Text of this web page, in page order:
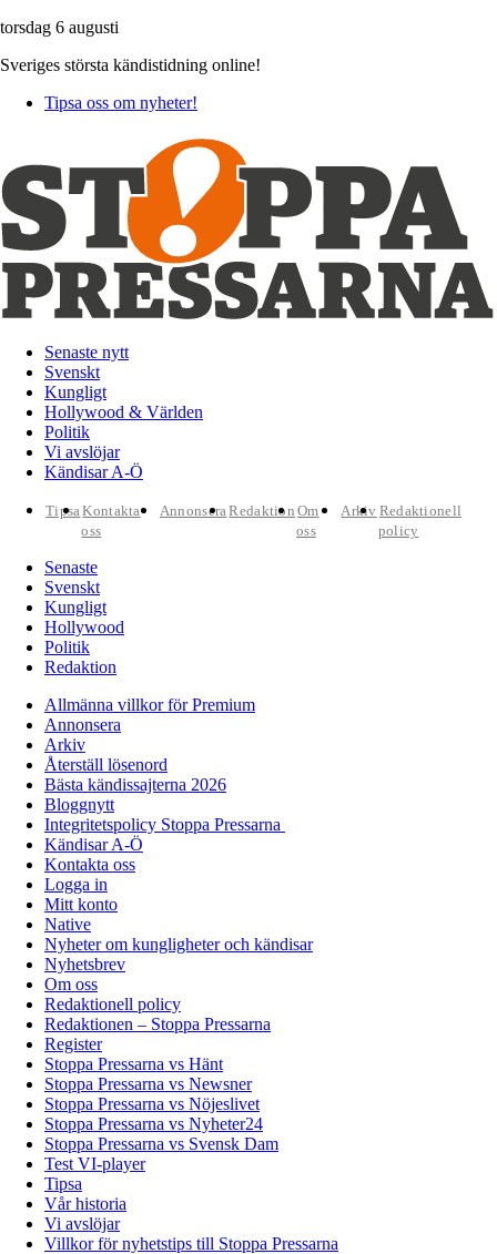
torsdag 6 augusti
Sveriges största kändistidning online!
Tipsa oss om nyheter!
Senaste nytt
Svenskt
Kungligt
Hollywood & Världen
Politik
Vi avslöjar
Kändisar A-Ö
TipsaKontakta
oss
AnnonseraRedaktion Om
oss
Arkiv Redaktionell
policy
Senaste
Svenskt
Kungligt
Hollywood
Politik
Redaktion
Allmänna villkor för Premium
Annonsera
Arkiv
Återställ lösenord
Bästa kändissajterna 2026
Bloggnytt
Integritetspolicy Stoppa Pressarna
Kändisar A-Ö
Kontakta oss
Logga in
Mitt konto
Native
Nyheter om kungligheter och kändisar
Nyhetsbrev
Om oss
Redaktionell policy
Redaktionen – Stoppa Pressarna
Register
Stoppa Pressarna vs Hänt
Stoppa Pressarna vs Newsner
Stoppa Pressarna vs Nöjeslivet
Stoppa Pressarna vs Nyheter24
Stoppa Pressarna vs Svensk Dam
Test VI-player
Tipsa
Vår historia
Vi avslöjar
Villkor för nyhetstips till Stoppa Pressarna